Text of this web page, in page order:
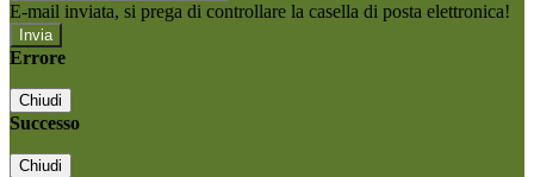
E-mail inviata, si prega di controllare la casella di posta elettronica!
Errore
Chiudi
Successo
Chiudi